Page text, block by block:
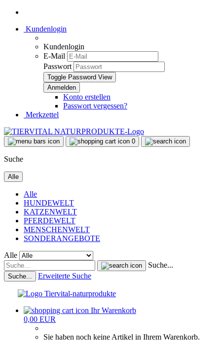
Kundenlogin
Kundenlogin
E-Mail
Passwort
Toggle Password View
Konto erstellen
Passwort vergessen?
Merkzettel
0
Suche
Alle
Alle
HUNDEWELT
KATZENWELT
PFERDEWELT
MENSCHENWELT
SONDERANGEBOTE
Alle
Suche...
Suche... Erweiterte Suche
Ihr Warenkorb
0,00 EUR
Sie haben noch keine Artikel in Ihrem Warenkorb.